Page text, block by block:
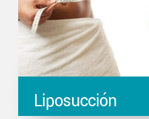
Liposucción